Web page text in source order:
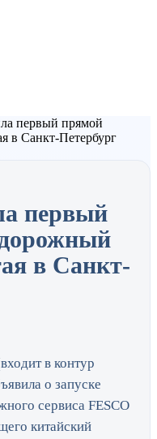
первый прямой
в Санкт-Петербург
первый
в Санкт-
в контур
о запуске
сервиса FESCO
китайский